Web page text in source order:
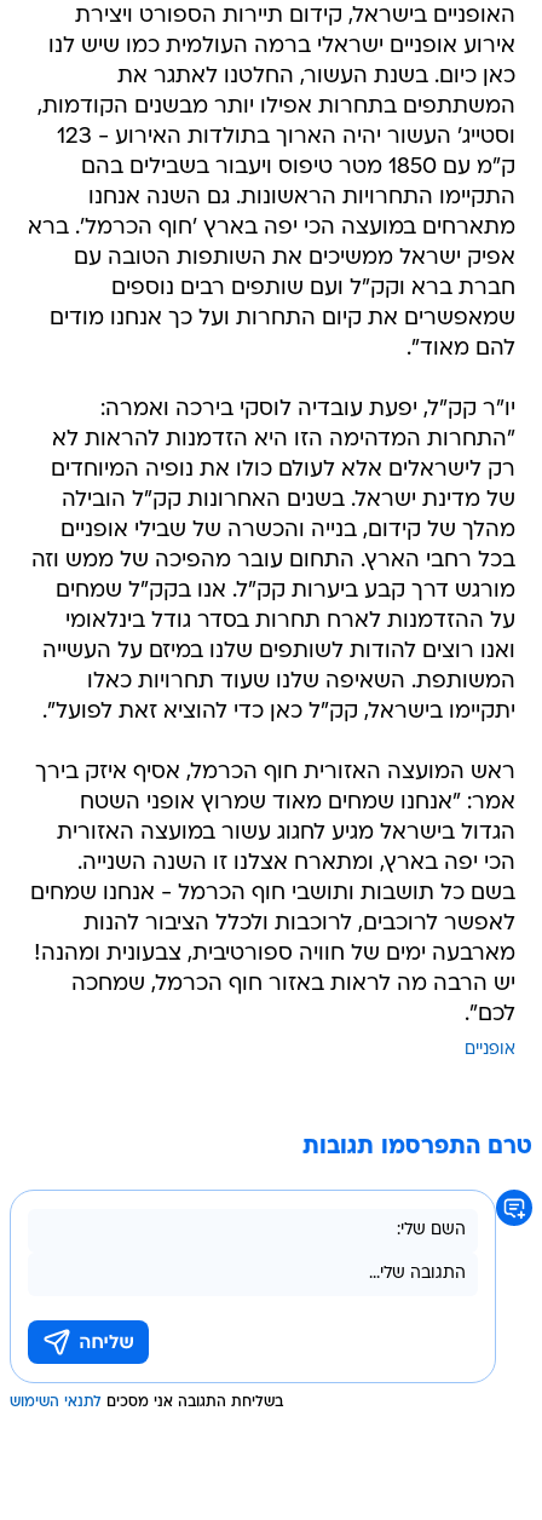
האופניים בישראל, קידום תיירות הספורט ויצירת
אירוע אופניים ישראלי ברמה העולמית כמו שיש לנו
כאן כיום. בשנת העשור, החלטנו לאתגר את
המשתתפים בתחרות אפילו יותר מבשנים הקודמות,
וסטייג' העשור יהיה הארוך בתולדות האירוע - 123
ק"מ עם 1850 מטר טיפוס ויעבור בשבילים בהם
התקיימו התחרויות הראשונות. גם השנה אנחנו
מתארחים במועצה הכי יפה בארץ 'חוף הכרמל'. ברא
אפיק ישראל ממשיכים את השותפות הטובה עם
חברת ברא וקק"ל ועם שותפים רבים נוספים
שמאפשרים את קיום התחרות ועל כך אנחנו מודים
להם מאוד".
יו"ר קק"ל, יפעת עובדיה לוסקי בירכה ואמרה:
"התחרות המדהימה הזו היא הזדמנות להראות לא
רק לישראלים אלא לעולם כולו את נופיה המיוחדים
של מדינת ישראל. בשנים האחרונות קק"ל הובילה
מהלך של קידום, בנייה והכשרה של שבילי אופניים
בכל רחבי הארץ. התחום עובר מהפיכה של ממש וזה
מורגש דרך קבע ביערות קק"ל. אנו בקק"ל שמחים
על ההזדמנות לארח תחרות בסדר גודל בינלאומי
ואנו רוצים להודות לשותפים שלנו במיזם על העשייה
המשותפת. השאיפה שלנו שעוד תחרויות כאלו
יתקיימו בישראל, קק"ל כאן כדי להוציא זאת לפועל".
ראש המועצה האזורית חוף הכרמל, אסיף איזק בירך
אמר: "אנחנו שמחים מאוד שמרוץ אופני השטח
הגדול בישראל מגיע לחגוג עשור במועצה האזורית
הכי יפה בארץ, ומתארח אצלנו זו השנה השנייה.
בשם כל תושבות ותושבי חוף הכרמל - אנחנו שמחים
לאפשר לרוכבים, לרוכבות ולכלל הציבור להנות
מארבעה ימים של חוויה ספורטיבית, צבעונית ומהנה!
יש הרבה מה לראות באזור חוף הכרמל, שמחכה
לכם".
אופניים
טרם התפרסמו תגובות
בשליחת התגובה אני מסכים לתנאי השימוש